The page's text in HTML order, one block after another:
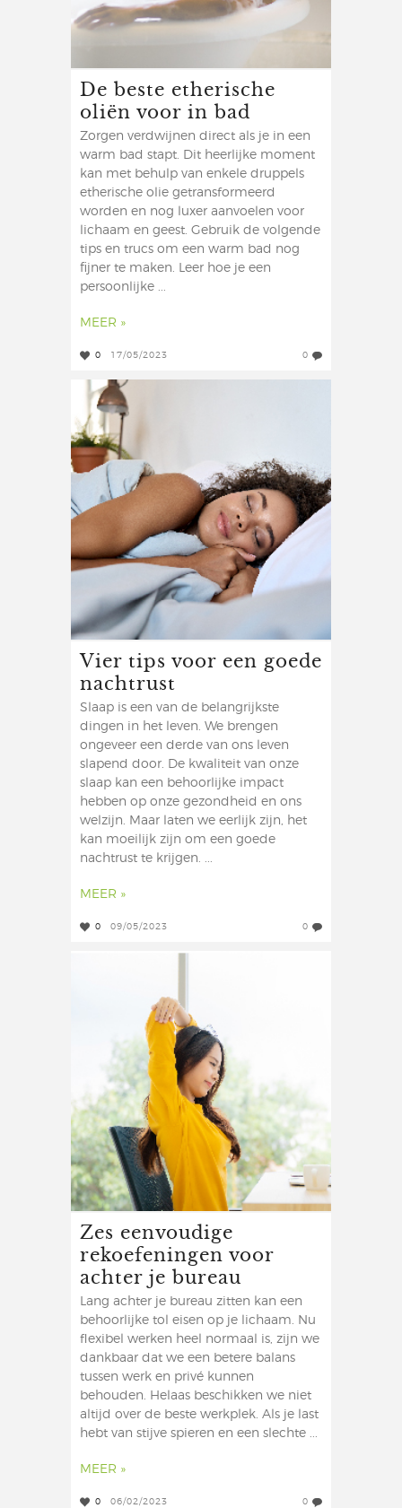
De beste etherische
oliën voor in bad
Zorgen verdwijnen direct als je in een
warm bad stapt. Dit heerlijke moment
kan met behulp van enkele druppels
etherische olie getransformeerd
worden en nog luxer aanvoelen voor
lichaam en geest. Gebruik de volgende
tips en trucs om een warm bad nog
fijner te maken. Leer hoe je een
persoonlijke ...
MEER »
0 17/05/2023 0
Vier tips voor een goede
nachtrust
Slaap is een van de belangrijkste
dingen in het leven. We brengen
ongeveer een derde van ons leven
slapend door. De kwaliteit van onze
slaap kan een behoorlijke impact
hebben op onze gezondheid en ons
welzijn. Maar laten we eerlijk zijn, het
kan moeilijk zijn om een goede
nachtrust te krijgen. ...
MEER »
0 09/05/2023 0
Zes eenvoudige
rekoefeningen voor
achter je bureau
Lang achter je bureau zitten kan een
behoorlijke tol eisen op je lichaam. Nu
flexibel werken heel normaal is, zijn we
dankbaar dat we een betere balans
tussen werk en privé kunnen
behouden. Helaas beschikken we niet
altijd over de beste werkplek. Als je last
hebt van stijve spieren en een slechte ...
MEER »
0 06/02/2023 0